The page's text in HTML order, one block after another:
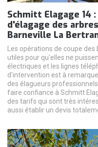
Schmitt Elagage 14
d'élagage des
Barneville La
Les opérations de coupe
utiles pour qu'elles ne
électriques et les lignes
d'intervention est à
des élagueurs
faire confiance à Schmitt
des tarifs qui sont très
aussi établir un devis